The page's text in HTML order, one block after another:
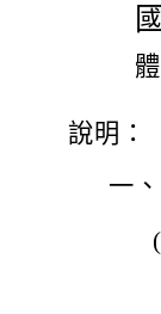
說明：
一、